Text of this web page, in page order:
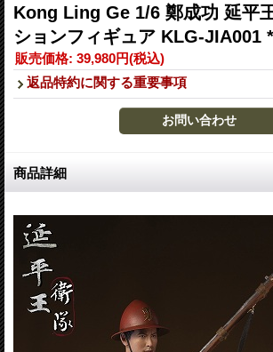
Kong Ling Ge 1/6 鄭成功 延平
ションフィギュア KLG-JIA001
販売価格: 39,980円(税込)
返品特約に関する重要事項
商品詳細